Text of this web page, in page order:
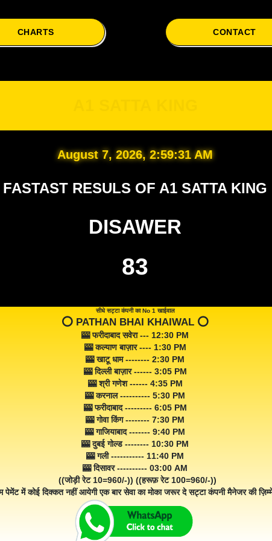
CHARTS CONTACT
August 7, 2026, 2:59:32 AM
FASTAST RESULS OF A1 SATTA KING
DISAWER
83
सीधे सट्टा कंपनी का No 1 खाईवाल
⭕️ PATHAN BHAI KHAIWAL ⭕️
🎰 फरीदाबाद सवेरा --- 12:30 PM
🎰 कल्याण बाज़ार ---- 1:30 PM
🎰 खाटू धाम -------- 2:30 PM
🎰 दिल्ली बाज़ार ------ 3:05 PM
🎰 श्री गणेश ------ 4:35 PM
🎰 करनाल ---------- 5:30 PM
🎰 फरीदाबाद --------- 6:05 PM
🎰 गोवा किंग -------- 7:30 PM
🎰 गाजियाबाद ------- 9:40 PM
🎰 दुबई गोल्ड -------- 10:30 PM
🎰 गली ----------- 11:40 PM
🎰 दिसावर ---------- 03:00 AM
((जोड़ी रेट 10=960/-)) ((हरूफ़ रेट 100=960/-))
पेमेंट में कोई दिक्कत नहीं आयेगी एक बार सेवा का मोका जरूर दे सट्टा कंपनी मैनेजर की